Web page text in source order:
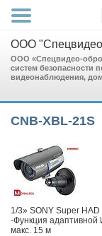
ООО
ООО «Спецвидео-
систем безопасности
видеонаблюдения,
CNB-XBL-21S
1/3» SONY Super
-Функция адаптивной
макс. 15 м